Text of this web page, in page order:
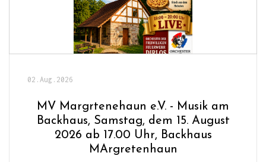
02.Aug.2026
MV Margrtenehaun e.V. - Musik am
Backhaus, Samstag, dem 15. August
2026 ab 17.00 Uhr, Backhaus
MArgretenhaun